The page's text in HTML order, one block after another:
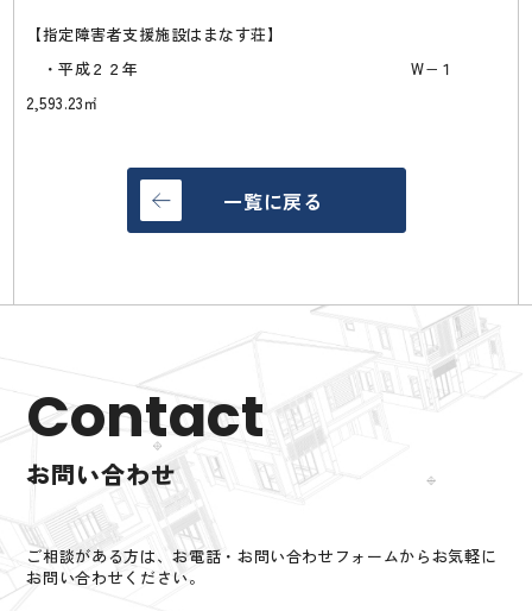
【指定障害者支援施設はまなす荘】
・平成２２年 W−１
2,593.23㎡
一覧に戻る
Contact
お問い合わせ
ご相談がある方は、お電話・お問い合わせフォームからお気軽に
お問い合わせください。